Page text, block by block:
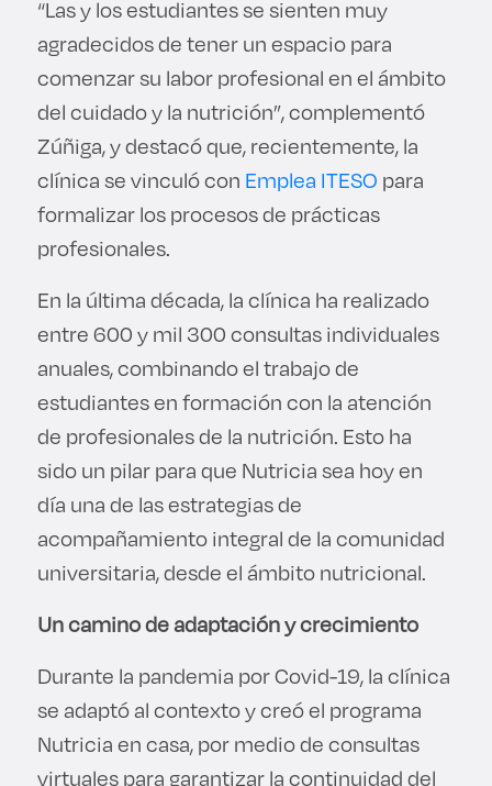
“Las y los estudiantes se sienten muy
agradecidos de tener un espacio para
comenzar su labor profesional en el ámbito
del cuidado y la nutrición”, complementó
Zúñiga, y destacó que, recientemente, la
clínica se vinculó con Emplea ITESO para
formalizar los procesos de prácticas
profesionales.
En la última década, la clínica ha realizado
entre 600 y mil 300 consultas individuales
anuales, combinando el trabajo de
estudiantes en formación con la atención
de profesionales de la nutrición. Esto ha
sido un pilar para que Nutricia sea hoy en
día una de las estrategias de
acompañamiento integral de la comunidad
universitaria, desde el ámbito nutricional.
Un camino de adaptación y crecimiento
Durante la pandemia por Covid-19, la clínica
se adaptó al contexto y creó el programa
Nutricia en casa, por medio de consultas
virtuales para garantizar la continuidad del